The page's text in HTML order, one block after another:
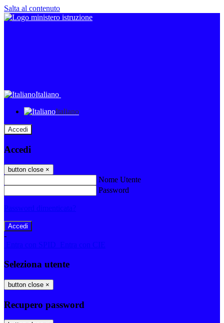
Salta al contenuto
Italiano
Italiano
Accedi
Accedi
button close ×
Nome Utente
Password
Password dimenticata?
-
Entra con SPID
Entra con CIE
Seleziona utente
button close ×
Recupero password